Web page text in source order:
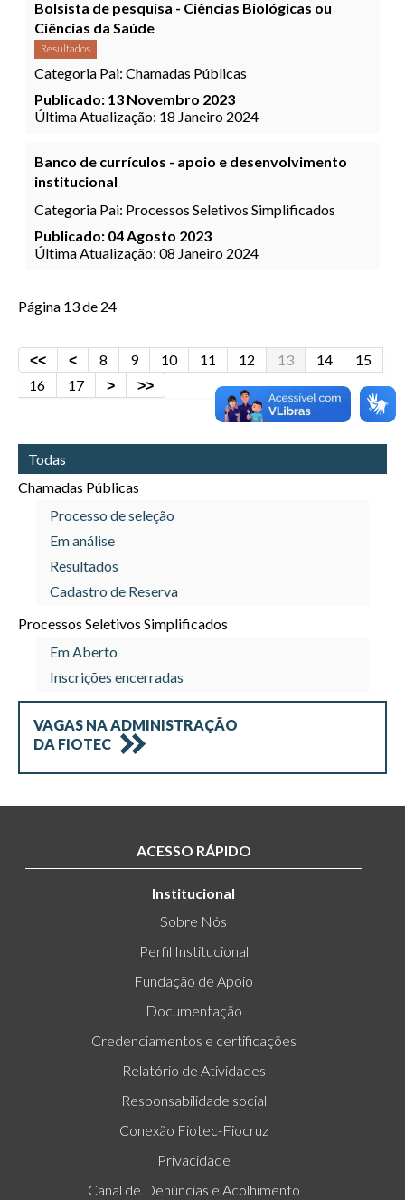
Todas
Chamadas Públicas
Processo de seleção
Em análise
Resultados
Cadastro de Reserva
Processos Seletivos Simplificados
Em Aberto
Inscrições encerradas
VAGAS NAADMINISTRAÇÃO
DA FIOTEC
Bolsista de pesquisa - Ciências Biológicas ou
Ciências da Saúde
Resultados
Categoria Pai: Chamadas Públicas
Publicado: 13 Novembro 2023
Última Atualização: 18 Janeiro 2024
Banco de currículos - apoio e desenvolvimento
institucional
Categoria Pai: Processos Seletivos Simplificados
Publicado: 04 Agosto 2023
Última Atualização: 08 Janeiro 2024
Página 13 de 24
8 9 10 11 12 13 14
15
16
17
ACESSO RÁPIDO
Institucional
Sobre Nós
Perfil Institucional
Fundação de Apoio
Documentação
Credenciamentos e certificações
Relatório de Atividades
Responsabilidade social
Conexão Fiotec-Fiocruz
Privacidade
Canal de Denúncias e Acolhimento